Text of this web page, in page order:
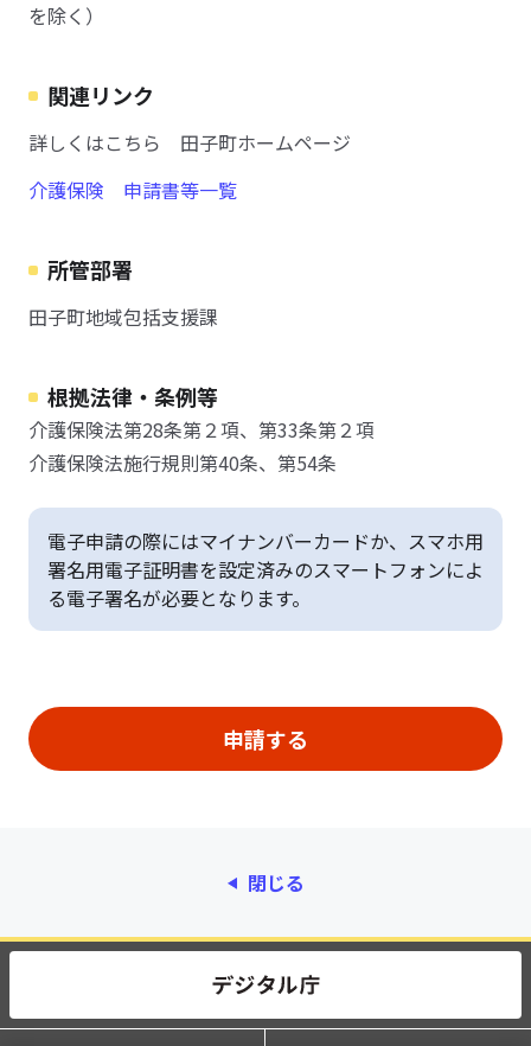
を除く）
関連リンク
詳しくはこちら 田子町ホームページ
介護保険 申請書等一覧
所管部署
田子町地域包括支援課
根拠法律・条例等
介護保険法第28条第２項、第33条第２項
介護保険法施行規則第40条、第54条
電子申請の際にはマイナンバーカードか、スマホ用
署名用電子証明書を設定済みのスマートフォンによ
る電子署名が必要となります。
閉じる